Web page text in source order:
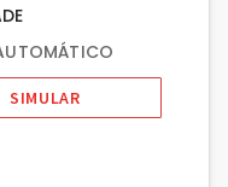
SIMULAR